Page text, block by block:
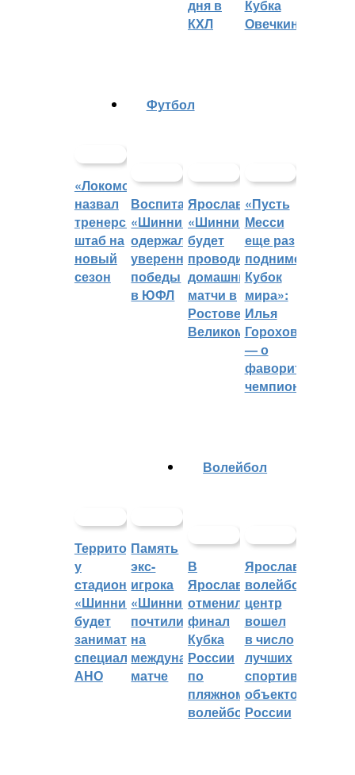
дня в
КХЛ
Кубка
Овечкина
«Локомотив»
назвал
тренерский
штаб на
новый
сезон
Футбол
Воспитанники
«Шинника»
одержали
уверенные
победы
в ЮФЛ
Ярославский
«Шинник»
будет
проводить
домашние
матчи в
Ростове
Великом
«Пусть
Месси
еще раз
поднимет
Кубок
мира»:
Илья
Горохов
— о
фаворитах
чемпионата
Территорией
у
стадиона
«Шинник»
будет
заниматься
специальное
АНО
Память
экс-
игрока
«Шинника»
почтили
на
международном
матче
Волейбол
В
Ярославле
отменили
финал
Кубка
России
по
пляжному
волейболу
Ярославский
волейбольный
центр
вошел
в число
лучших
спортивных
объектов
России